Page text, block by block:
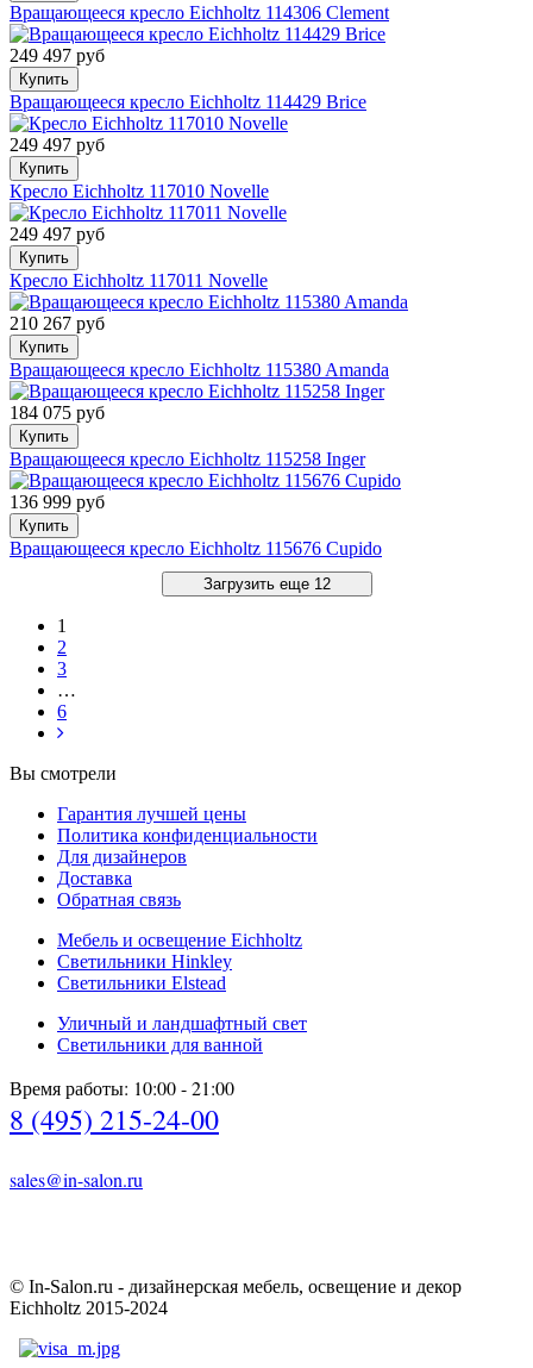
Вращающееся кресло Eichholtz 114306 Clement
249 497 руб
Купить
Вращающееся кресло Eichholtz 114429 Brice
249 497 руб
Купить
Кресло Eichholtz 117010 Novelle
249 497 руб
Купить
Кресло Eichholtz 117011 Novelle
210 267 руб
Купить
Вращающееся кресло Eichholtz 115380 Amanda
184 075 руб
Купить
Вращающееся кресло Eichholtz 115258 Inger
136 999 руб
Купить
Вращающееся кресло Eichholtz 115676 Cupido
Загрузить еще 12
1
2
3
…
6
Вы смотрели
Гарантия лучшей цены
Политика конфиденциальности
Для дизайнеров
Доставка
Обратная связь
Мебель и освещение Eichholtz
Светильники Hinkley
Светильники Elstead
Уличный и ландшафтный свет
Светильники для ванной
Время работы: 10:00 - 21:00
8 (495) 215-24-00
sales@in-salon.ru
© In-Salon.ru - дизайнерская мебель, освещение и декор
Eichholtz 2015-2024